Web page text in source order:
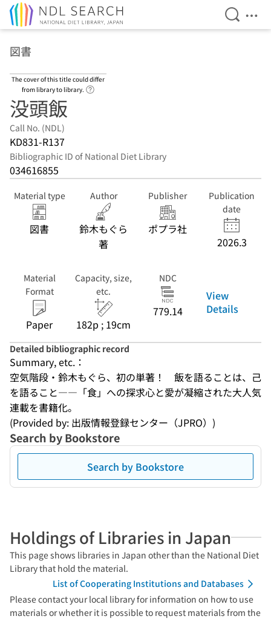
Open
図書
The cover of this title could differ
from library to library.
没頭飯
Call No. (NDL)
KD831-R137
Bibliographic ID of National Diet Library
034616855
Material type
図書
Author
鈴木もぐら
著
Publisher
ポプラ社
Publication
date
2026.3
Material
Format
Paper
Capacity, size,
etc.
182p ; 19cm
NDC
779.14
View
Details
Detailed bibliographic record
Summary, etc.：
空気階段・鈴木もぐら、初の単著！　飯を語ることは、己
を語ること――「食」への探求心と愛が凝縮された大人気
連載を書籍化。
(Provided by: 出版情報登録センター（JPRO）)
Search by Bookstore
Search by Bookstore
Holdings of Libraries in Japan
This page shows libraries in Japan other than the National Diet
Library that hold the material.
List of Cooperating Institutions and Databases
Please contact your local library for information on how to use
materials or whether it is possible to request materials from the